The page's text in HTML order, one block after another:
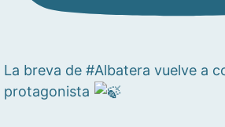
La breva de #Albatera vuelve a
protagonista